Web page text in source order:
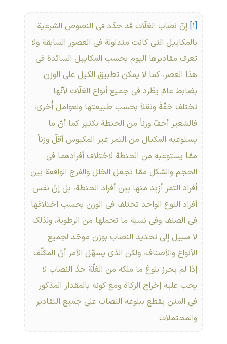
[۱] إنّ نصاب الغلّات قد حدّد فی النصوص الشرعیة
بالمکاییل التی کانت متداولة فی العصور السابقة ولا
تعرف مقادیرها الیوم بحسب المکاییل السائدة فی
هذا العصر، کما لا یمکن تطبیق الکیل علی الوزن
بضابط عامّ یطّرد فی جمیع أنواع الغلّات لأنّها
تختلف خفّةً وثقلاً بحسب طبیعتها ولعوامل أُخری،
فالشعیر أخفّ وزناً من الحنطة بکثیر کما أنّ ما
یستوعبه المکیال من التمر غیر المکبوس أقلّ وزناً
ممّا یستوعبه من الحنطة لاختلاف أفرادهما فی
الحجم والشکل ممّا تجعل الخلل والفرج الواقعة بین
أفراد التمر أزید منها بین أفراد الحنطة، بل إنّ نفس
أفراد النوع الواحد تختلف فی الوزن بحسب اختلافها
فی الصنف وفی نسبة ما تحملها من الرطوبة، ولذلک
لا سبیل إلی تحدید النصاب بوزن موحّد لجمیع
الأنواع والأصناف، ولکن الذی یسهّل الأمر أنّ المکلّف
إذا لم‏ یحرز بلوغ ما ملکه من الغلّة حدّ النصاب لا
یجب علیه إخراج الزکاة ومع کونه بالمقدار المذکور
فی المتن یقطع ببلوغه النصاب علی جمیع التقادیر
والمحتملات